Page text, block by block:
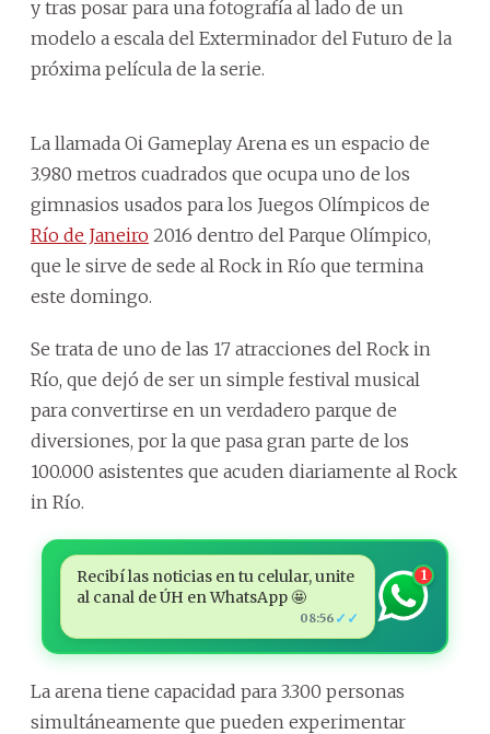
y tras posar para una fotografía al lado de un
modelo a escala del Exterminador del Futuro de la
próxima película de la serie.
La llamada Oi Gameplay Arena es un espacio de
3.980 metros cuadrados que ocupa uno de los
gimnasios usados para los Juegos Olímpicos de
Río de Janeiro 2016 dentro del Parque Olímpico,
que le sirve de sede al Rock in Río que termina
este domingo.
Se trata de uno de las 17 atracciones del Rock in
Río, que dejó de ser un simple festival musical
para convertirse en un verdadero parque de
diversiones, por la que pasa gran parte de los
100.000 asistentes que acuden diariamente al Rock
in Río.
Recibí las noticias en tu celular, unite
al canal de ÚH en WhatsApp 🤩
08:56 ✓✓
1
La arena tiene capacidad para 3.300 personas
simultáneamente que pueden experimentar